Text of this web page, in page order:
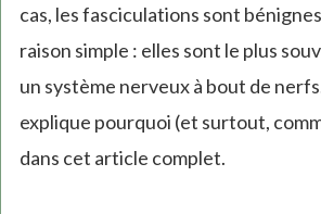
cas, les fasciculations sont
raison simple : elles sont le plus
un système nerveux à bout de
explique pourquoi (et surtout,
dans cet article complet.